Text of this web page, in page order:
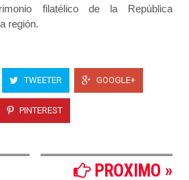
filatélico de la República
región.
TWEETER GOOGLE+
PINTEREST
PROXIMO »